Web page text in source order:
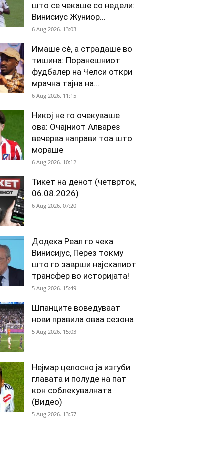
што се чекаше со недели:
Винисиус Жуниор...
6 Aug 2026. 13:03
Имаше сè, а страдаше во
тишина: Поранешниот
фудбалер на Челси откри
мрачна тајна на...
6 Aug 2026. 11:15
Никој не го очекуваше
ова: Очајниот Алварез
вечерва направи тоа што
мораше
6 Aug 2026. 10:12
Тикет на денот (четврток,
06.08.2026)
6 Aug 2026. 07:20
Додека Реал го чека
Винисијус, Перез токму
што го заврши најскапиот
трансфер во историјата!
5 Aug 2026. 15:49
Шпанците воведуваат
нови правила оваа сезона
5 Aug 2026. 15:03
Нејмар целосно ја изгуби
главата и полуде на пат
кон соблекувалната
(Видео)
5 Aug 2026. 13:57